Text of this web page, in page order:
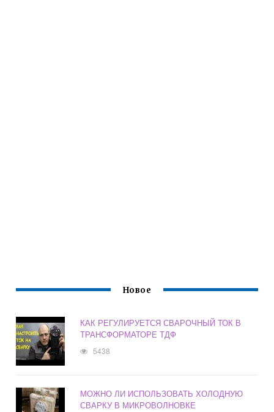
Новое
КАК РЕГУЛИРУЕТСЯ СВАРОЧНЫЙ ТОК В
ТРАНСФОРМАТОРЕ ТДФ
5438
МОЖНО ЛИ ИСПОЛЬЗОВАТЬ ХОЛОДНУЮ
СВАРКУ В МИКРОВОЛНОВКЕ